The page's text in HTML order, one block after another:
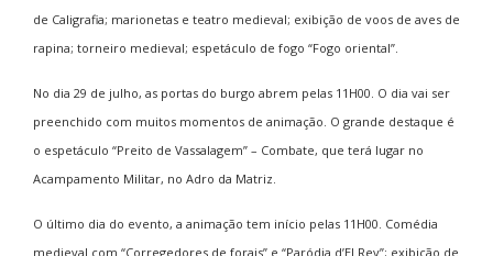
de Caligrafia; marionetas e teatro medieval; exibição de voos de aves de
rapina; torneiro medieval; espetáculo de fogo “Fogo oriental”.
No dia 29 de julho, as portas do burgo abrem pelas 11H00. O dia vai ser
preenchido com muitos momentos de animação. O grande destaque é
o espetáculo “Preito de Vassalagem” – Combate, que terá lugar no
Acampamento Militar, no Adro da Matriz
O último dia do evento, a animação tem início pelas 11H00. Comédia
medieval com “Corregedores de forais” e “Paródia d’El Rey”; exibição de